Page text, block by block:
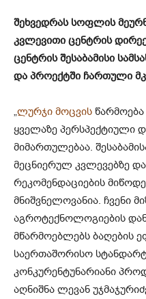
შეხვედრას სოფლის
კვლევითი ცენტრის
ცენტრის შესაბამისი
და პროექტში ჩართული
„ლურჯი მოცვის
ყველაზე პერსპექტიული
მიმართულებაა.
მეცნიერულ კვლევებზე
რეკომენდაციების
მნიშვნელოვანია. ჩვენი
აგროტექნოლოგიების
მწარმოებლებს ბაღების
საერთაშორისო
კონკურენტუნარიანი
აღნიშნა ლევან